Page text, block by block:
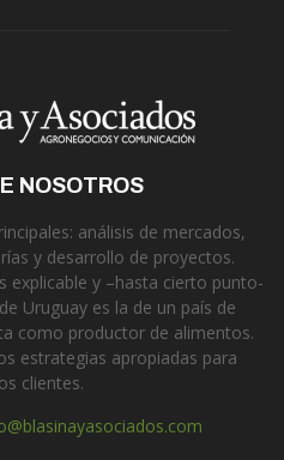
NOSOTROS
análisis de mercados,
y desarrollo de proyectos.
explicable y –hasta cierto punto-
Uruguay es la de un país de
como productor de alimentos.
estrategias apropiadas para
clientes.